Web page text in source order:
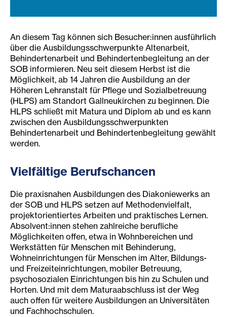
An diesem Tag können sich Besucher:innen ausführlich
über die Ausbildungsschwerpunkte Altenarbeit,
Behindertenarbeit und Behindertenbegleitung an der
SOB informieren. Neu seit diesem Herbst ist die
Möglichkeit, ab 14 Jahren die Ausbildung an der
Höheren Lehranstalt für Pflege und Sozialbetreuung
(HLPS) am Standort Gallneukirchen zu beginnen. Die
HLPS schließt mit Matura und Diplom ab und es kann
zwischen den Ausbildungsschwerpunkten
Behindertenarbeit und Behindertenbegleitung gewählt
werden.
Vielfältige Berufschancen
Die praxisnahen Ausbildungen des Diakoniewerks an
der SOB und HLPS setzen auf Methodenvielfalt,
projektorientiertes Arbeiten und praktisches Lernen.
Absolvent:innen stehen zahlreiche berufliche
Möglichkeiten offen, etwa in Wohnbereichen und
Werkstätten für Menschen mit Behinderung,
Wohneinrichtungen für Menschen im Alter, Bildungs-
und Freizeiteinrichtungen, mobiler Betreuung,
psychosozialen Einrichtungen bis hin zu Schulen und
Horten. Und mit dem Maturaabschluss ist der Weg
auch offen für weitere Ausbildungen an Universitäten
und Fachhochschulen.